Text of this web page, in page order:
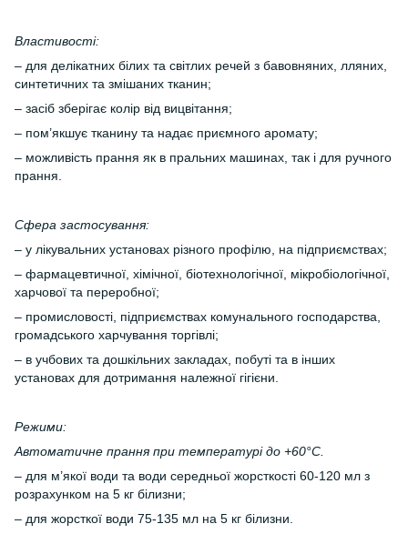
Властивості:
– для делікатних білих та світлих речей з бавовняних, лляних,
синтетичних та змішаних тканин;
– засіб зберігає колір від вицвітання;
– пом’якшує тканину та надає приємного аромату;
– можливість прання як в пральних машинах, так і для ручного
прання.
Сфера застосування:
– у лікувальних установах різного профілю, на підприємствах;
– фармацевтичної, хімічної, біотехнологічної, мікробіологічної,
харчової та переробної;
– промисловості, підприємствах комунального господарства,
громадського харчування торгівлі;
– в учбових та дошкільних закладах, побуті та в інших
установах для дотримання належної гігієни.
Режими:
Автоматичне прання при температурі до +60°С.
– для м’якої води та води середньої жорсткості 60-120 мл з
розрахунком на 5 кг білизни;
– для жорсткої води 75-135 мл на 5 кг білизни.